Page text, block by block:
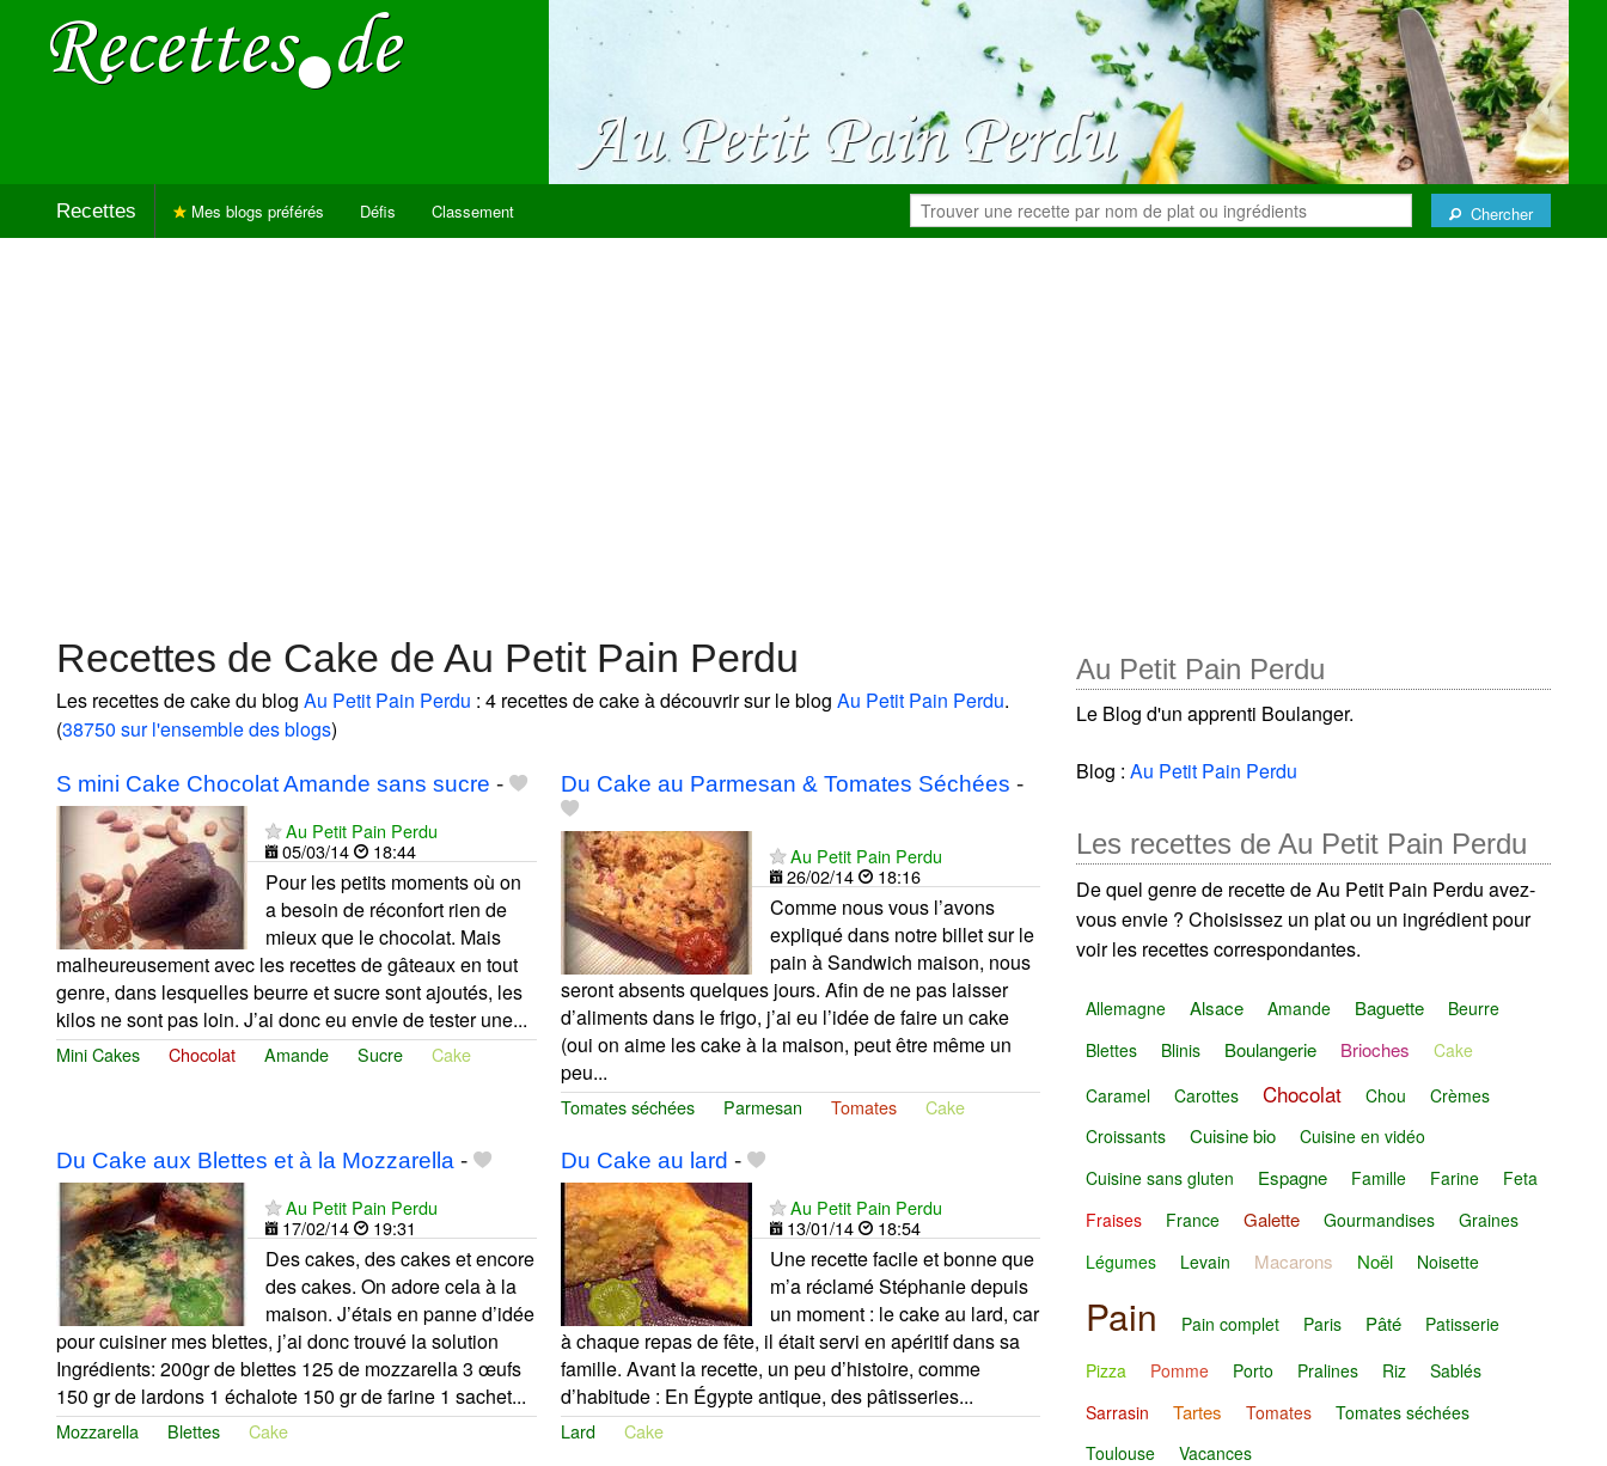
Recettes Chercher
Mes blogs préférés Défis Classement
Recettes de Cake de Au Petit Pain Perdu
Les recettes de cake du blog Au Petit Pain Perdu : 4 recettes de cake à découvrir sur le blog Au Petit Pain Perdu.
(38750 sur l'ensemble des blogs)
S mini Cake Chocolat Amande sans sucre -
Au Petit Pain Perdu
05/03/14
18:44
Pour les petits moments où on
a besoin de réconfort rien de
mieux que le chocolat. Mais
malheureusement avec les recettes de gâteaux en tout
genre, dans lesquelles beurre et sucre sont ajoutés, les
kilos ne sont pas loin. J’ai donc eu envie de tester une...
Mini Cakes Chocolat Amande Sucre Cake
Du Cake au Parmesan & Tomates Séchées -
Au Petit Pain Perdu
26/02/14
18:16
Comme nous vous l’avons
expliqué dans notre billet sur le
pain à Sandwich maison, nous
seront absents quelques jours. Afin de ne pas laisser
d’aliments dans le frigo, j’ai eu l’idée de faire un cake
(oui on aime les cake à la maison, peut être même un
peu...
Tomates séchées Parmesan Tomates Cake
Du Cake aux Blettes et à la Mozzarella -
Au Petit Pain Perdu
17/02/14
19:31
Des cakes, des cakes et encore
des cakes. On adore cela à la
maison. J’étais en panne d’idée
pour cuisiner mes blettes, j’ai donc trouvé la solution
Ingrédients: 200gr de blettes 125 de mozzarella 3 œufs
150 gr de lardons 1 échalote 150 gr de farine 1 sachet...
Mozzarella Blettes Cake
Du Cake au lard -
Au Petit Pain Perdu
13/01/14
18:54
Une recette facile et bonne que
m’a réclamé Stéphanie depuis
un moment : le cake au lard, car
à chaque repas de fête, il était servi en apéritif dans sa
famille. Avant la recette, un peu d’histoire, comme
d’habitude : En Égypte antique, des pâtisseries...
Lard Cake
Au Petit Pain Perdu
Le Blog d'un apprenti Boulanger.
Blog :Au Petit Pain Perdu
Les recettes de Au Petit Pain Perdu
De quel genre de recette de Au Petit Pain Perdu avez-
vous envie ? Choisissez un plat ou un ingrédient pour
voir les recettes correspondantes.
Allemagne Alsace Amande Baguette
Beurre
Blettes
Blinis Boulangerie Brioches
Cake
Caramel
Carottes Chocolat Chou
Crèmes
Croissants
Cuisine bio
Cuisine en vidéo
Cuisine sans gluten
Espagne Famille Farine
Feta
Fraises
France Galette Gourmandises
Graines
Légumes
Levain Macarons Noël Noisette
Pain Pain complet Paris Pâté
Patisserie
Pizza
Pomme Porto Pralines Riz
Sablés
Sarrasin
Tartes Tomates
Tomates séchées
Toulouse
Vacances